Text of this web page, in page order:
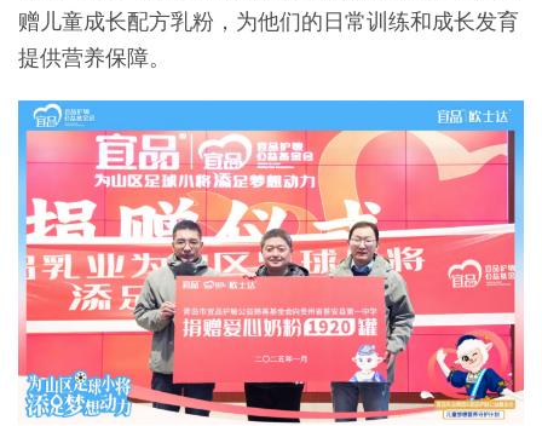
赠儿童成长配方乳粉，为他们的日常训练和成长发育
提供营养保障。